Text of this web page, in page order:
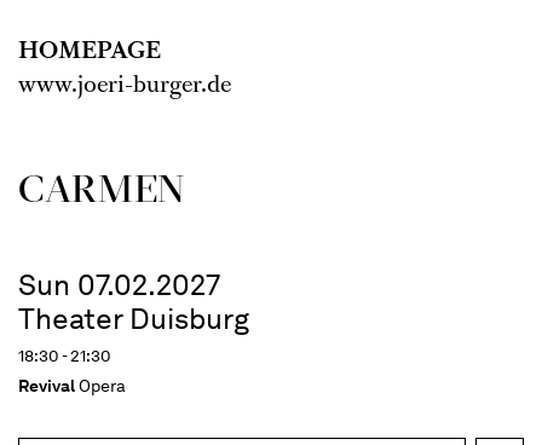
HOMEPAGE
www.joeri-burger.de
CARMEN
Sun 07.02.2027
Theater Duisburg
18:30 - 21:30
RevivalOpera